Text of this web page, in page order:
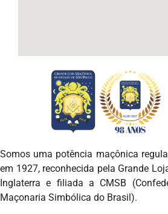
Somos uma potência maçônica
em 1927, reconhecida pela Grande
Inglaterra e filiada a CMSB
Maçonaria Simbólica do Brasil).